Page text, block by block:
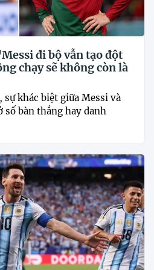
đi bộ vẫn tạo đột
chạy sẽ không còn là
sự khác biệt giữa Messi và
số bàn thắng hay danh